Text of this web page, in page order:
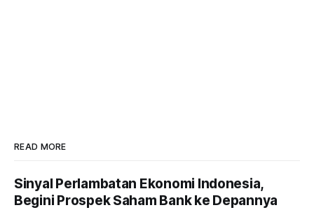
READ MORE
Sinyal Perlambatan Ekonomi Indonesia,
Begini Prospek Saham Bank ke Depannya